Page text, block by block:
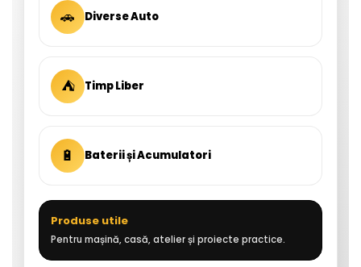
🚗 Diverse Auto
⛺ Timp Liber
🔋 Baterii și Acumulatori
Produse utile
Pentru mașină, casă, atelier și proiecte practice.